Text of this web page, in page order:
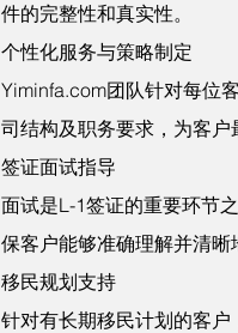
件的完整性和真实性。
个性化服务与策略制定
Yiminfa.com团队针对每位
司结构及职务要求，为客户
签证面试指导
面试是L-1签证的重要环节
保客户能够准确理解并清晰
移民规划支持
针对有长期移民计划的客